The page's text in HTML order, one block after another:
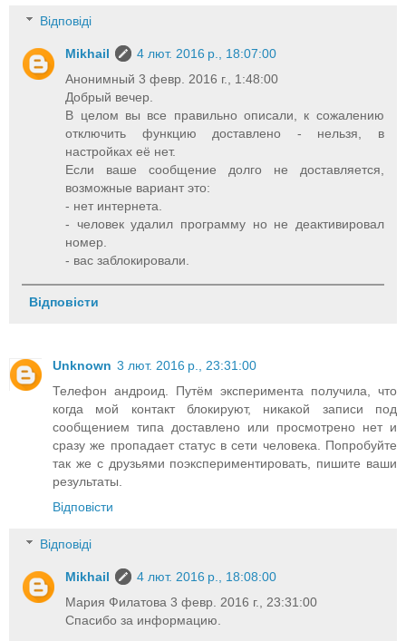
Відповіді
Mikhail
4 лют. 2016 р., 18:07:00
Анонимный 3 февр. 2016 г., 1:48:00
Добрый вечер.
В целом вы все правильно описали, к сожалению
отключить функцию доставлено - нельзя, в
настройках её нет.
Если ваше сообщение долго не доставляется,
возможные вариант это:
- нет интернета.
- человек удалил программу но не деактивировал
номер.
- вас заблокировали.
Відповісти
Unknown 3 лют. 2016 р., 23:31:00
Телефон андроид. Путём эксперимента получила, что
когда мой контакт блокируют, никакой записи под
сообщением типа доставлено или просмотрено нет и
сразу же пропадает статус в сети человека. Попробуйте
так же с друзьями поэкспериментировать, пишите ваши
результаты.
Відповісти
Відповіді
Mikhail
4 лют. 2016 р., 18:08:00
Мария Филатова 3 февр. 2016 г., 23:31:00
Спасибо за информацию.